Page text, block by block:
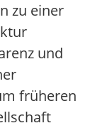
zu einer
und
früheren